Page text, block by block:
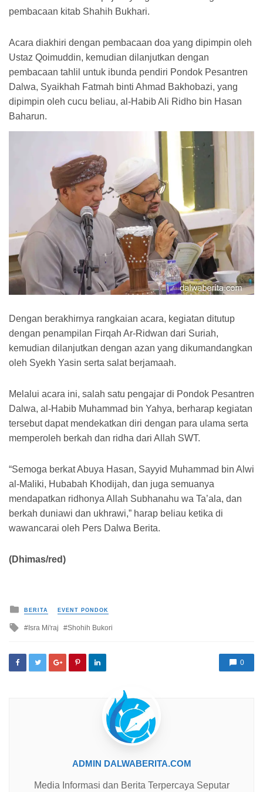
pembacaan kitab Shahih Bukhari.
Acara diakhiri dengan pembacaan doa yang dipimpin oleh
Ustaz Qoimuddin, kemudian dilanjutkan dengan
pembacaan tahlil untuk ibunda pendiri Pondok Pesantren
Dalwa, Syaikhah Fatmah binti Ahmad Bakhobazi, yang
dipimpin oleh cucu beliau, al-Habib Ali Ridho bin Hasan
Baharun.
Dengan berakhirnya rangkaian acara, kegiatan ditutup
dengan penampilan Firqah Ar-Ridwan dari Suriah,
kemudian dilanjutkan dengan azan yang dikumandangkan
oleh Syekh Yasin serta salat berjamaah.
Melalui acara ini, salah satu pengajar di Pondok Pesantren
Dalwa, al-Habib Muhammad bin Yahya, berharap kegiatan
tersebut dapat mendekatkan diri dengan para ulama serta
memperoleh berkah dan ridha dari Allah SWT.
“Semoga berkat Abuya Hasan, Sayyid Muhammad bin Alwi
al-Maliki, Hubabah Khodijah, dan juga semuanya
mendapatkan ridhonya Allah Subhanahu wa Ta’ala, dan
berkah duniawi dan ukhrawi,” harap beliau ketika di
wawancarai oleh Pers Dalwa Berita.
(Dhimas/red)
Posted in
BERITA EVENT PONDOK
Tagged with
Isra Mi'raj Shohih Bukori
0
ADMIN DALWABERITA.COM
Media Informasi dan Berita Terpercaya Seputar